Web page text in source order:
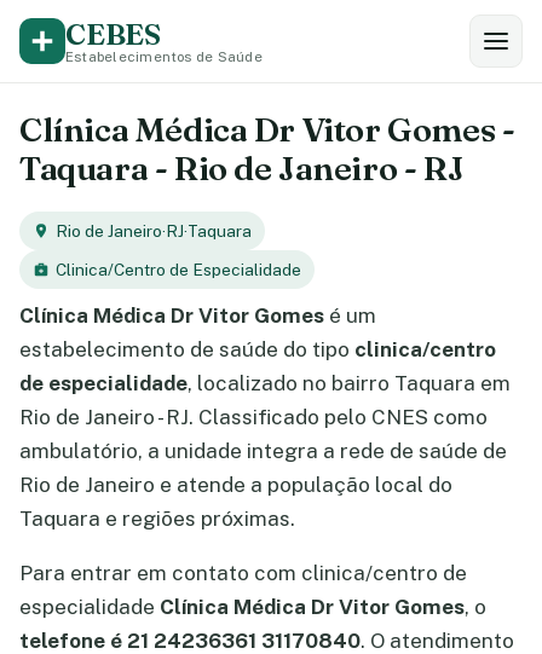
CEBES
Estabelecimentos de Saúde
Clínica Médica Dr Vitor Gomes -
Taquara - Rio de Janeiro - RJ
Rio de Janeiro·RJ·Taquara
Clinica/Centro de Especialidade
Clínica Médica Dr Vitor Gomes é um
estabelecimento de saúde do tipo clinica/centro
de especialidade, localizado no bairro Taquara em
Rio de Janeiro - RJ. Classificado pelo CNES como
ambulatório, a unidade integra a rede de saúde de
Rio de Janeiro e atende a população local do
Taquara e regiões próximas.
Para entrar em contato com clinica/centro de
especialidade Clínica Médica Dr Vitor Gomes, o
telefone é 21 24236361 31170840. O atendimento